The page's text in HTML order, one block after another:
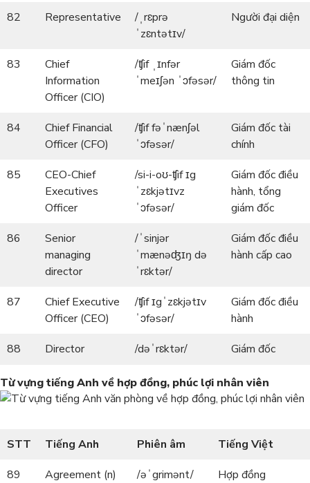
82
Representative
/ˌrɛprə
ˈzɛntətɪv/
Người đại diện
83
Chief
Information
Officer (CIO)
/ʧif ˌɪnfər
ˈmeɪʃən ˈɔfəsər/
Giám đốc
thông tin
84
Chief Financial
Officer (CFO)
/ʧif fəˈnænʃəl
ˈɔfəsər/
Giám đốc tài
chính
85
CEO-Chief
Executives
Officer
/si-i-oʊ-ʧif ɪg
ˈzɛkjətɪvz
ˈɔfəsər/
Giám đốc điều
hành, tổng
giám đốc
86
Senior
managing
director
/ˈsinjər
ˈmænəʤɪŋ də
ˈrɛktər/
Giám đốc điều
hành cấp cao
87
Chief Executive
Officer (CEO)
/ʧif ɪgˈzɛkjətɪv
ˈɔfəsər/
Giám đốc điều
hành
88
Director /dəˈrɛktər/ Giám đốc
Từ vựng tiếng Anh về hợp đồng, phúc lợi nhân viên
STT Tiếng Anh Phiên âm
Tiếng Việt
89
Agreement (n) /əˈgrimənt/
Hợp đồng